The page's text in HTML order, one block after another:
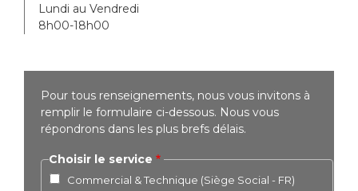
Lundi au Vendredi
8h00-18h00
Pour tous renseignements, nous vous invitons à
remplir le formulaire ci-dessous. Nous vous
répondrons dans les plus brefs délais.
Choisir le service
Commercial & Technique (Siège Social - FR)